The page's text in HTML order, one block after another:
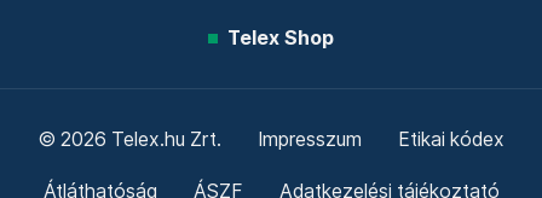
Telex Shop
© 2026 Telex.hu Zrt. Impresszum Etikai kódex
Átláthatóság ÁSZF Adatkezelési tájékoztató